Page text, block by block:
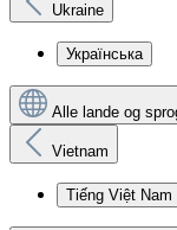
Ukraine
Українська
Alle lande og
Vietnam
Tiếng Việt Nam